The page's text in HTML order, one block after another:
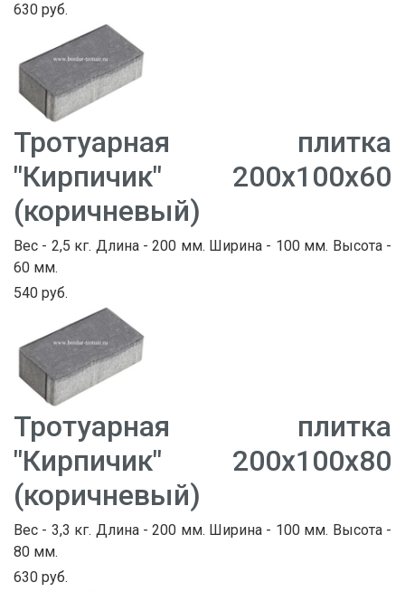
630 руб.
Тротуарная плитка
"Кирпичик" 200х100х60
(коричневый)
Вес - 2,5 кг. Длина - 200 мм. Ширина - 100 мм. Высота -
60 мм.
540 руб.
Тротуарная плитка
"Кирпичик" 200х100х80
(коричневый)
Вес - 3,3 кг. Длина - 200 мм. Ширина - 100 мм. Высота -
80 мм.
630 руб.